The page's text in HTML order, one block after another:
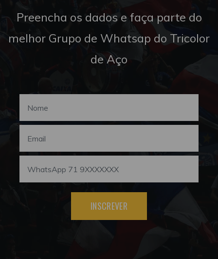
Preencha os dados e faça parte do
melhor Grupo de Whatsap do Tricolor
de Aço
INSCREVER